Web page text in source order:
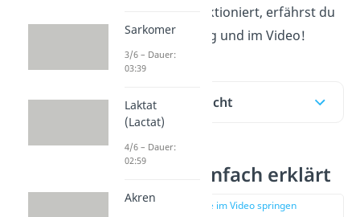
ist und wie es funktioniert, erfährst du
in unserem Beitrag und im Video!
Inhaltsübersicht
Das Auge einfach erklärt
zur Stelle im Video springen
Sarkomer
3/6 – Dauer:
03:39
Laktat
(Lactat)
4/6 – Dauer:
02:59
Akren